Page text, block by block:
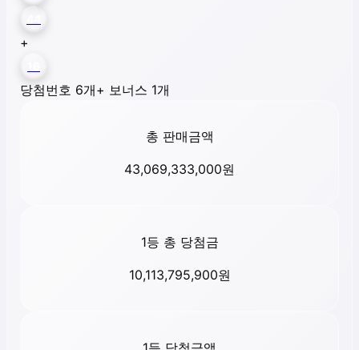
+
당첨번호 6개+ 보너스 1개
총 판매금액
43,069,333,000원
1등 총 당첨금
10,113,795,900원